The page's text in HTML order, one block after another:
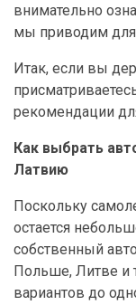
внимательно
мы приводим для
Итак, если вы
рекомендации
Как выбрать
Латвию
Поскольку
остается
собственный
Польше, Литве и
вариантов до